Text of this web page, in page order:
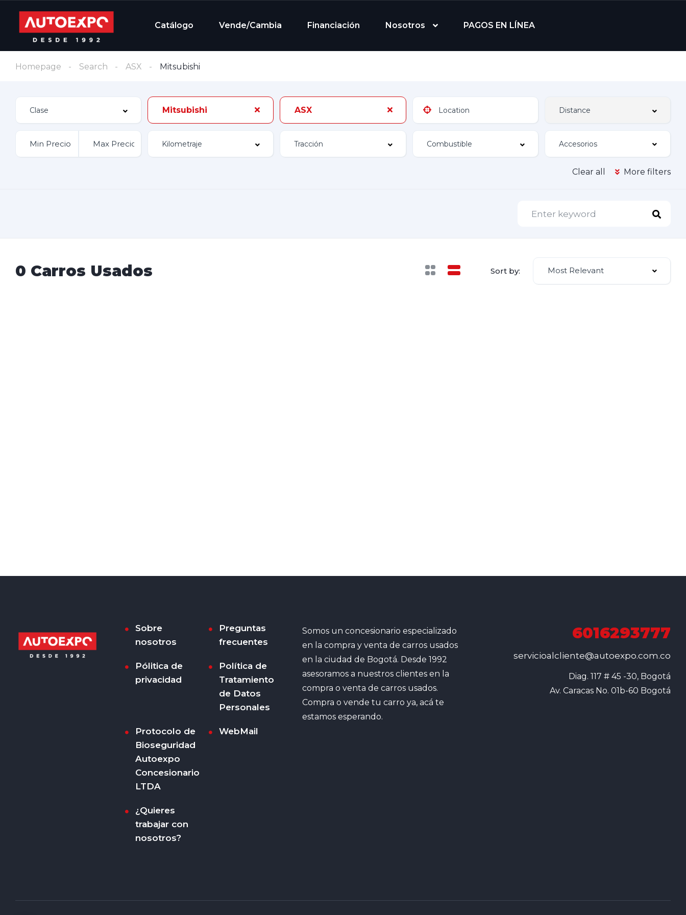
Catálogo Vende/Cambia Financiación Nosotros PAGOS EN LÍNEA
Homepage Search ASX Mitsubishi
Mitsubishi ASX
Accesorios
Clear all More filters
0 Carros Usados Sort by: Most Relevant
Sobre
nosotros
Preguntas
frecuentes
Pólitica de
privacidad
Política de
Tratamiento
de Datos
Personales
Protocolo de
Bioseguridad
Autoexpo
Concesionario
LTDA
WebMail
¿Quieres
trabajar con
nosotros?
Somos un concesionario especializado
en la compra y venta de carros usados
en la ciudad de Bogotá. Desde 1992
asesoramos a nuestros clientes en la
compra o venta de carros usados.
Compra o vende tu carro ya, acá te
estamos esperando.
6016293777
servicioalcliente@autoexpo.com.co
Diag. 117 # 45 -30, Bogotá
Av. Caracas No. 01b-60 Bogotá